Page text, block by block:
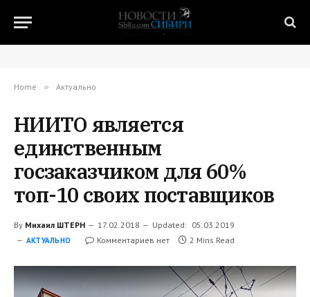
Home » Актуально
НИИТО является
единственным
госзаказчиком для 60%
топ-10 своих поставщиков
By Михаил ШТЕРН 17.02.2018 Updated: 05.03.2019
АКТУАЛЬНО Комментариев нет 2 Mins Read